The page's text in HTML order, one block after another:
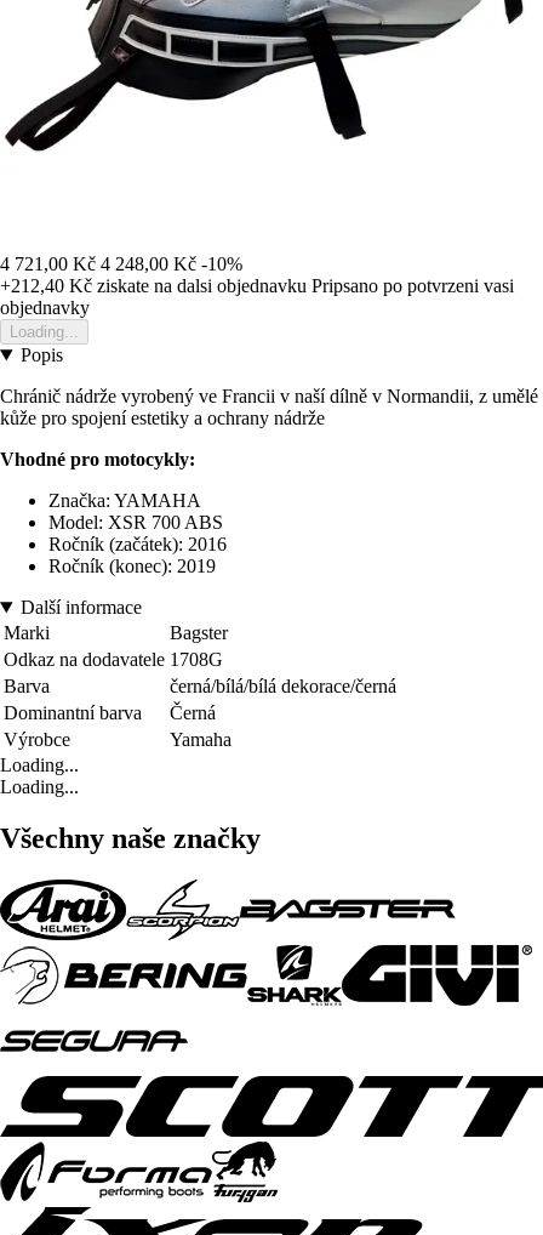
4 721,00 Kč 4 248,00 Kč -10%
+212,40 Kč ziskate na dalsi objednavku Pripsano po potvrzeni vasi
objednavky
Loading...
Popis
Chránič nádrže vyrobený ve Francii v naší dílně v Normandii, z umělé
kůže pro spojení estetiky a ochrany nádrže
Vhodné pro motocykly:
Značka: YAMAHA
Model: XSR 700 ABS
Ročník (začátek): 2016
Ročník (konec): 2019
Další informace
Marki
Bagster
Odkaz na dodavatele 1708G
Barva
černá/bílá/bílá dekorace/černá
Dominantní barva
Černá
Výrobce
Yamaha
Loading...
Loading...
Všechny naše značky